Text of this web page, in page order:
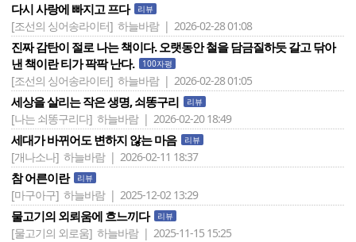
다시 사랑에 빠지고 프다 리뷰
[조선의 싱어송라이터] 하늘바람 | 2026-02-28 01:08
진짜 감탄이 절로 나는 책이다. 오랫동안 철을 담금질하듯 갈고 닦아
낸 책이란 티가 팍팍 난다.
100자평
[조선의 싱어송라이터] 하늘바람 | 2026-02-28 01:05
세상을 살리는 작은 생명, 쇠똥구리 리뷰
[나는 쇠똥구리다] 하늘바람 | 2026-02-20 18:49
세대가 바뀌어도 변하지 않는 마음 리뷰
[개나소나] 하늘바람 | 2026-02-11 18:37
참 어른이란 리뷰
[마구아구] 하늘바람 | 2025-12-02 13:29
물고기의 외뢰움에 흐느끼다 리뷰
[물고기의 외로움] 하늘바람 | 2025-11-15 15:25